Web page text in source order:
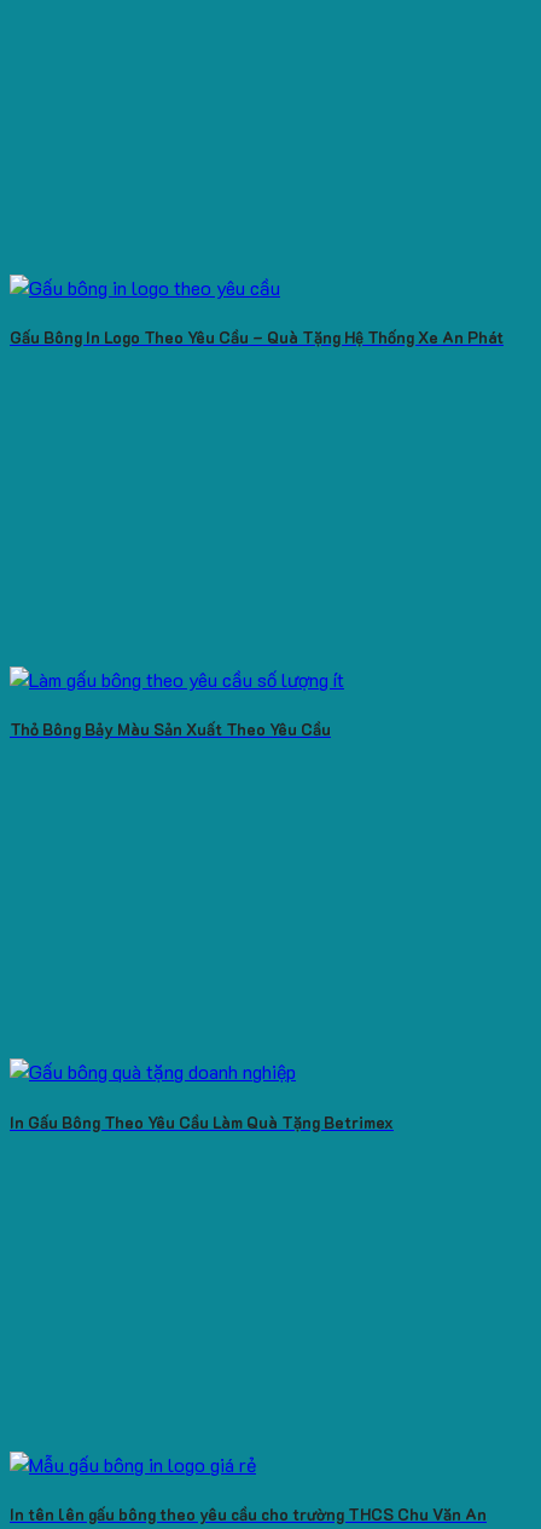
Gấu Bông In Logo Theo Yêu Cầu – Quà Tặng Hệ Thống Xe An Phát
Thỏ Bông Bảy Màu Sản Xuất Theo Yêu Cầu
In Gấu Bông Theo Yêu Cầu Làm Quà Tặng Betrimex
In tên lên gấu bông theo yêu cầu cho trường THCS Chu Văn An